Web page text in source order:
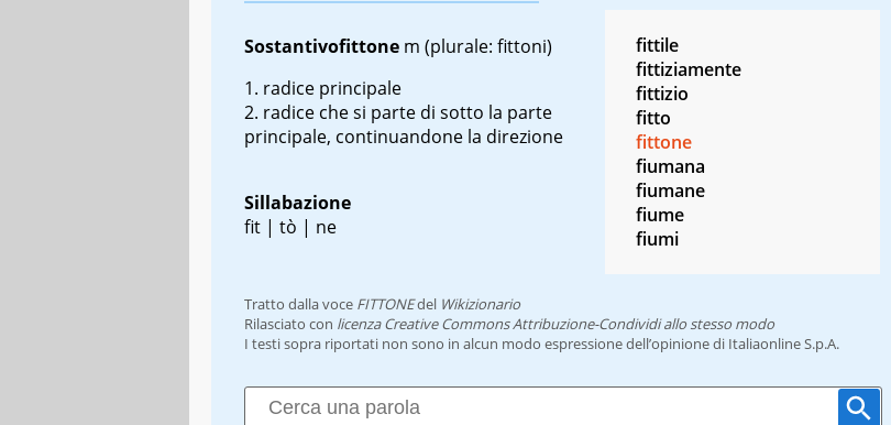
Sostantivofittone m (plurale: fittoni)
radice principale
radice che si parte di sotto la parte
principale, continuandone la direzione
Sillabazione
fit | tò | ne
fittile
fittiziamente
fittizio
fitto
fittone
fiumana
fiumane
fiume
fiumi
Tratto dalla voce FITTONEdel Wikizionario
Rilasciato con licenza Creative Commons Attribuzione-Condividi allo stesso modo
I testi sopra riportati non sono in alcun modo espressione dell’opinione di Italiaonline S.p.A.